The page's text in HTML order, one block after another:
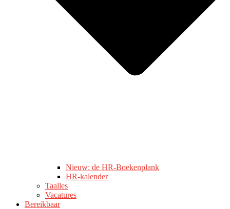
Nieuw: de HR-Boekenplank
HR-kalender
Taalles
Vacatures
Bereikbaar